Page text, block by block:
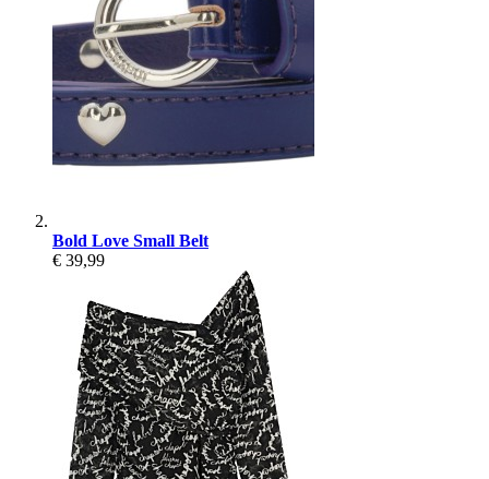
Bold Love Small Belt
€ 39,99